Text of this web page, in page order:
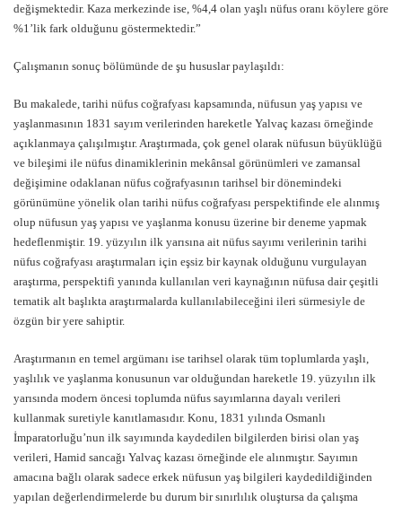
değişmektedir. Kaza merkezinde ise, %4,4 olan yaşlı nüfus oranı köylere göre
%1’lik fark olduğunu göstermektedir.”
Çalışmanın sonuç bölümünde de şu hususlar paylaşıldı:
Bu makalede, tarihi nüfus coğrafyası kapsamında, nüfusun yaş yapısı ve
yaşlanmasının 1831 sayım verilerinden hareketle Yalvaç kazası örneğinde
açıklanmaya çalışılmıştır. Araştırmada, çok genel olarak nüfusun büyüklüğü
ve bileşimi ile nüfus dinamiklerinin mekânsal görünümleri ve zamansal
değişimine odaklanan nüfus coğrafyasının tarihsel bir dönemindeki
görünümüne yönelik olan tarihi nüfus coğrafyası perspektifinde ele alınmış
olup nüfusun yaş yapısı ve yaşlanma konusu üzerine bir deneme yapmak
hedeflenmiştir. 19. yüzyılın ilk yarısına ait nüfus sayımı verilerinin tarihi
nüfus coğrafyası araştırmaları için eşsiz bir kaynak olduğunu vurgulayan
araştırma, perspektifi yanında kullanılan veri kaynağının nüfusa dair çeşitli
tematik alt başlıkta araştırmalarda kullanılabileceğini ileri sürmesiyle de
özgün bir yere sahiptir.
Araştırmanın en temel argümanı ise tarihsel olarak tüm toplumlarda yaşlı,
yaşlılık ve yaşlanma konusunun var olduğundan hareketle 19. yüzyılın ilk
yarısında modern öncesi toplumda nüfus sayımlarına dayalı verileri
kullanmak suretiyle kanıtlamasıdır. Konu, 1831 yılında Osmanlı
İmparatorluğu’nun ilk sayımında kaydedilen bilgilerden birisi olan yaş
verileri, Hamid sancağı Yalvaç kazası örneğinde ele alınmıştır. Sayımın
amacına bağlı olarak sadece erkek nüfusun yaş bilgileri kaydedildiğinden
yapılan değerlendirmelerde bu durum bir sınırlılık oluştursa da çalışma